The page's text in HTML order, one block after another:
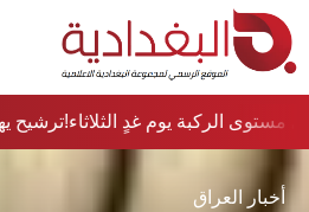
ترشيح يهين العقل والاخلاق والدولة…؟!مستوى الركبة يوم غدٍ الثلاثاء
أخبار العراق